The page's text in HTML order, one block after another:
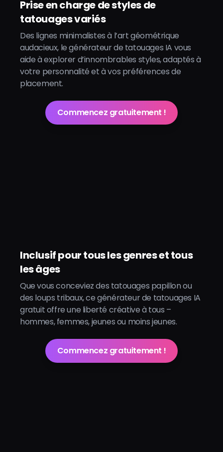
Prise en charge de styles de
tatouages variés
Des lignes minimalistes à l’art géométrique
audacieux, le générateur de tatouages IA vous
aide à explorer d’innombrables styles, adaptés à
votre personnalité et à vos préférences de
placement.
Commencez gratuitement !
Inclusif pour tous les genres et tous
les âges
Que vous conceviez des tatouages papillon ou
des loups tribaux, ce générateur de tatouages IA
gratuit offre une liberté créative à tous –
hommes, femmes, jeunes ou moins jeunes.
Commencez gratuitement !